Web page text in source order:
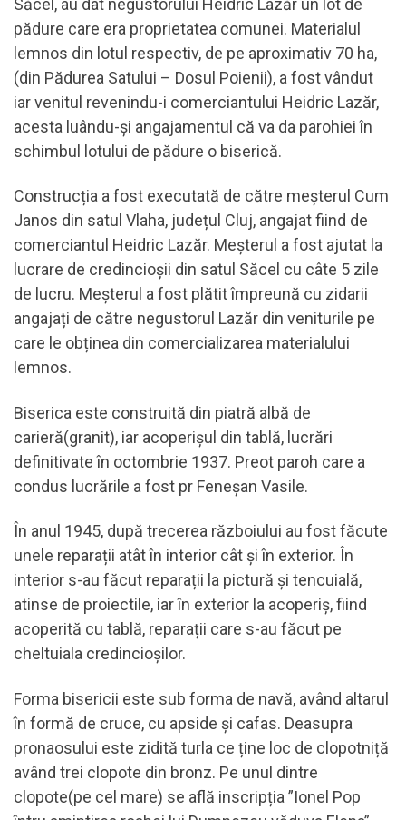
Săcel, au dat negustorului Heidric Lazăr un lot de
pădure care era proprietatea comunei. Materialul
lemnos din lotul respectiv, de pe aproximativ 70 ha,
(din Pădurea Satului – Dosul Poienii), a fost vândut
iar venitul revenindu-i comerciantului Heidric Lazăr,
acesta luându-și angajamentul că va da parohiei în
schimbul lotului de pădure o biserică.
Construcția a fost executată de către meșterul Cum
Janos din satul Vlaha, județul Cluj, angajat fiind de
comerciantul Heidric Lazăr. Meșterul a fost ajutat la
lucrare de credincioșii din satul Săcel cu câte 5 zile
de lucru. Meșterul a fost plătit împreună cu zidarii
angajați de către negustorul Lazăr din veniturile pe
care le obținea din comercializarea materialului
lemnos.
Biserica este construită din piatră albă de
carieră(granit), iar acoperișul din tablă, lucrări
definitivate în octombrie 1937. Preot paroh care a
condus lucrările a fost pr Feneșan Vasile.
În anul 1945, după trecerea războiului au fost făcute
unele reparații atât în interior cât și în exterior. În
interior s-au făcut reparații la pictură și tencuială,
atinse de proiectile, iar în exterior la acoperiș, fiind
acoperită cu tablă, reparații care s-au făcut pe
cheltuiala credincioșilor.
Forma bisericii este sub forma de navă, având altarul
în formă de cruce, cu apside și cafas. Deasupra
pronaosului este zidită turla ce ține loc de clopotniță
având trei clopote din bronz. Pe unul dintre
clopote(pe cel mare) se află inscripția ”Ionel Pop